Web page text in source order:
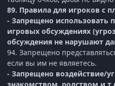
89. Правила для игроков с
- Запрещено использовать
игровых обсуждениях
обсуждения не нарушают
94. Запрещено
если вы им не являетесь.
- Запрещено воздействие/